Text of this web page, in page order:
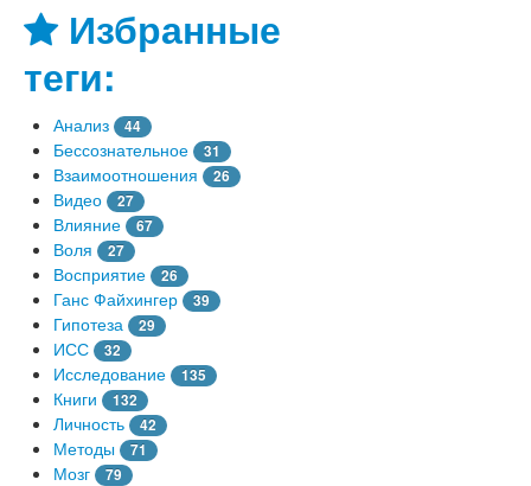
Избранные
теги:
Анализ 44
Бессознательное 31
Взаимоотношения 26
Видео 27
Влияние 67
Воля 27
Восприятие 26
Ганс Файхингер 39
Гипотеза 29
ИСС 32
Исследование 135
Книги 132
Личность 42
Методы 71
Мозг 79